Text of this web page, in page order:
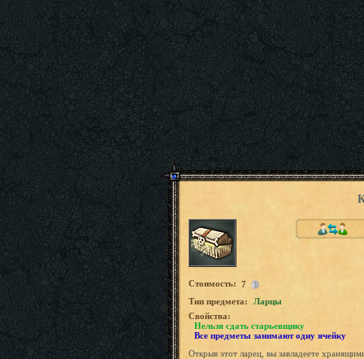
Стоимость: 7
Tип предмета:
Ларцы
Свойства:
Нельзя сдать старьевщику
Все предметы занимают одну ячейку
Открыв этот ларец, вы завладеете